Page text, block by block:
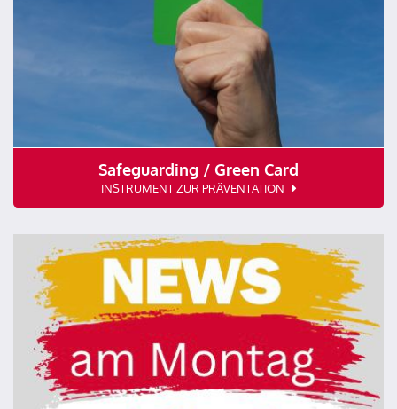
Safeguarding / Green Card
INSTRUMENT ZUR PRÄVENTATION